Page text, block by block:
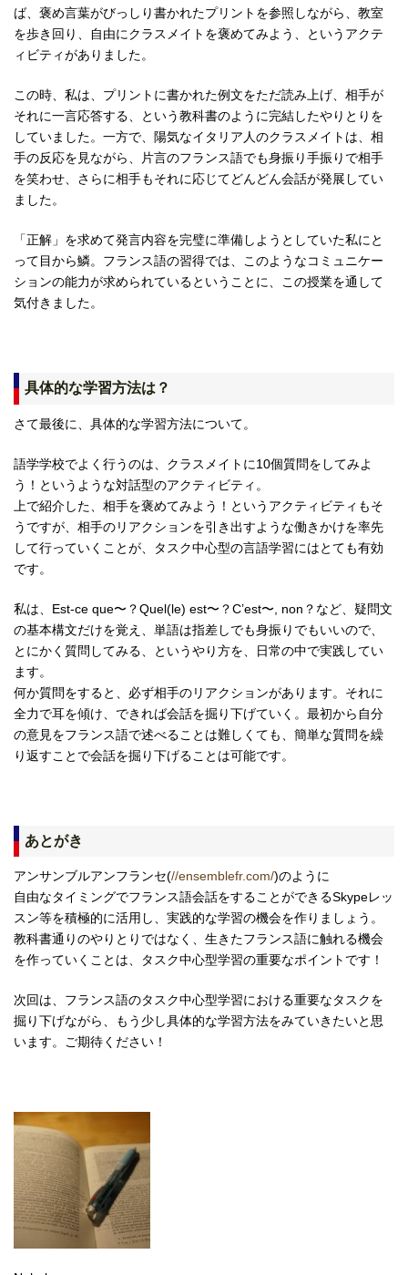
ば、褒め言葉がびっしり書かれたプリントを参照しながら、教室
を歩き回り、自由にクラスメイトを褒めてみよう、というアクテ
ィビティがありました。
この時、私は、プリントに書かれた例文をただ読み上げ、相手が
それに一言応答する、という教科書のように完結したやりとりを
していました。一方で、陽気なイタリア人のクラスメイトは、相
手の反応を見ながら、片言のフランス語でも身振り手振りで相手
を笑わせ、さらに相手もそれに応じてどんどん会話が発展してい
ました。
「正解」を求めて発言内容を完璧に準備しようとしていた私にと
って目から鱗。フランス語の習得では、このようなコミュニケー
ションの能力が求められているということに、この授業を通して
気付きました。
具体的な学習方法は？
さて最後に、具体的な学習方法について。
語学学校でよく行うのは、クラスメイトに10個質問をしてみよ
う！というような対話型のアクティビティ。
上で紹介した、相手を褒めてみよう！というアクティビティもそ
うですが、相手のリアクションを引き出すような働きかけを率先
して行っていくことが、タスク中心型の言語学習にはとても有効
です。
私は、Est-ce que〜？Quel(le) est〜？C’est〜, non？など、疑問文
の基本構文だけを覚え、単語は指差しでも身振りでもいいので、
とにかく質問してみる、というやり方を、日常の中で実践してい
ます。
何か質問をすると、必ず相手のリアクションがあります。それに
全力で耳を傾け、できれば会話を掘り下げていく。最初から自分
の意見をフランス語で述べることは難しくても、簡単な質問を繰
り返すことで会話を掘り下げることは可能です。
あとがき
アンサンブルアンフランセ(//ensemblefr.com/)のように
自由なタイミングでフランス語会話をすることができるSkypeレッ
スン等を積極的に活用し、実践的な学習の機会を作りましょう。
教科書通りのやりとりではなく、生きたフランス語に触れる機会
を作っていくことは、タスク中心型学習の重要なポイントです！
次回は、フランス語のタスク中心型学習における重要なタスクを
掘り下げながら、もう少し具体的な学習方法をみていきたいと思
います。ご期待ください！